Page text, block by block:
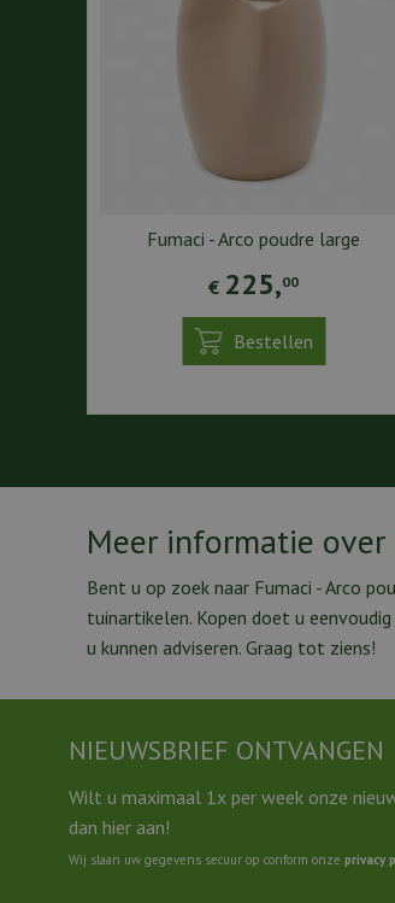
Fumaci - Arco poudre large
€ 225,00
Bestellen
Meer informatie over
Bent u op zoek naar Fumaci - Arco
tuinartikelen. Kopen doet u
u kunnen adviseren. Graag tot ziens!
NIEUWSBRIEF ONTVANGEN
Wilt u maximaal 1x per week onze
dan hier aan!
Wij slaan uw gegevens secuur op conform onze privacy